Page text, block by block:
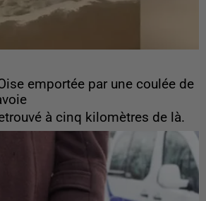
emportée par une coulée de
à cinq kilomètres de là.